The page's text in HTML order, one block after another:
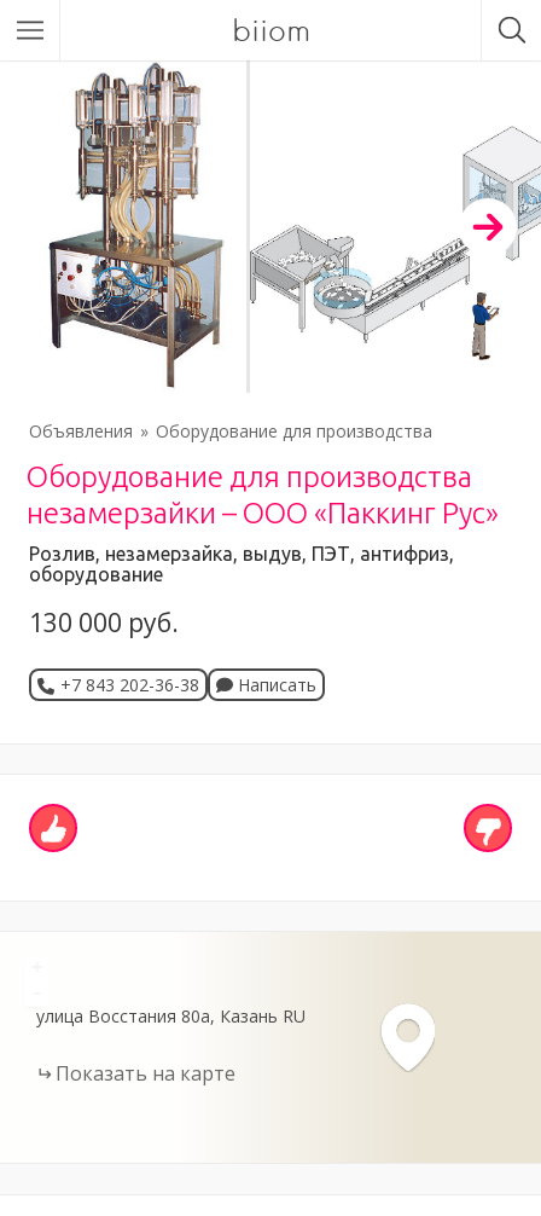
biiom
Объявления Оборудование для производства
Оборудование для производства
незамерзайки – ООО «Паккинг Рус»
Розлив, незамерзайка, выдув, ПЭТ, антифриз,
оборудование
130 000 руб.
+7 843 202-36-38 Написать
улица Восстания 80а Казань RU
Показать на карте